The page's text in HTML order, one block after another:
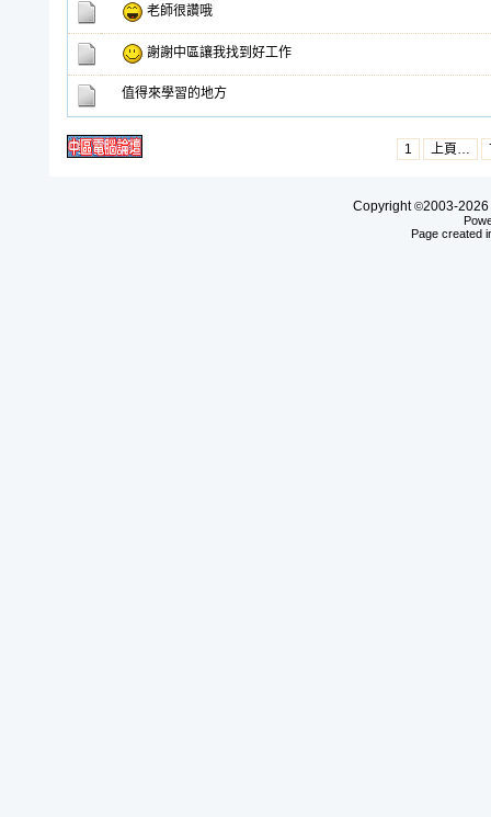
老師很讚哦
謝謝中區讓我找到好工作
值得來學習的地方
1 上頁…
Copyright©2003-2026
Page created